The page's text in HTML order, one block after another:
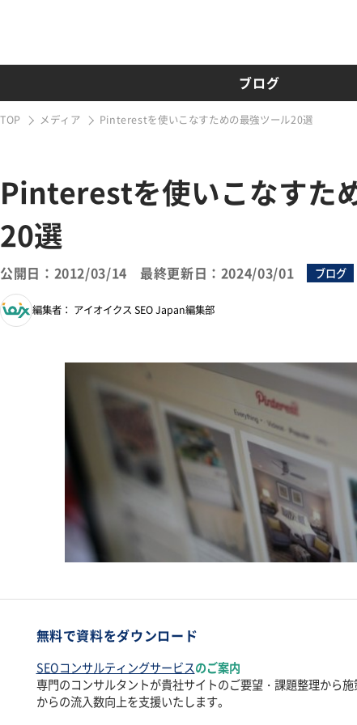
ブログ
TOP メディア Pinterestを使いこなすための最強ツール20選
Pinterestを使いこなすた
20選
公開日：2012/03/14 最終更新日：2024/03/01 ブログ
編集者： アイオイクス SEO Japan編集部
無料で資料をダウンロード
SEOコンサルティングサービスのご案内
専門のコンサルタントが貴社サイトのご要望・課題整理から
からの流入数向上を支援いたします。